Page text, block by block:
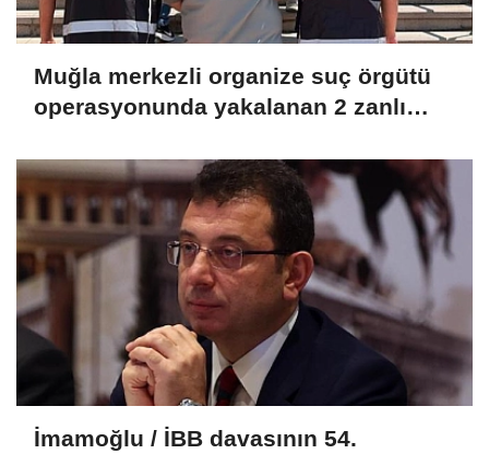
Muğla merkezli organize suç örgütü
operasyonunda yakalanan 2 zanlı
İmamoğlu / İBB davasının 54.